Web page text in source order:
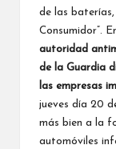
de las
Consumidor”.
autoridad
de la Guardia
las empresas
jueves día 20
más bien a la
automóviles